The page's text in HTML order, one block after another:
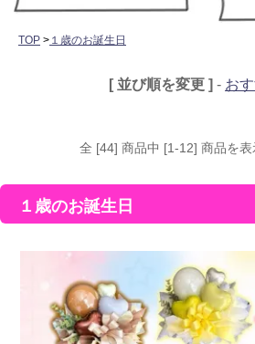
TOP > １歳のお誕生日
[ 並び順を変更 ] - お
全 [44] 商品中 [1-12] 商品を表
１歳のお誕生日